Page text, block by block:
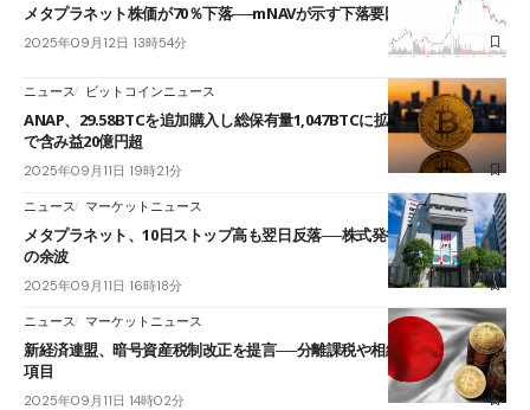
メタプラネット株価が70％下落──mNAVが示す下落要因と今後の展望
2025年09月12日 13時54分
ニュース ビットコインニュース
ANAP、29.58BTCを追加購入し総保有量1,047BTCに拡大──155億円投資
で含み益20億円超
2025年09月11日 19時21分
ニュース マーケットニュース
メタプラネット、10日ストップ高も翌日反落──株式発行とナカモト投資
の余波
2025年09月11日 16時18分
ニュース マーケットニュース
新経済連盟、暗号資産税制改正を提言──分離課税や相続税見直しなど4
項目
2025年09月11日 14時02分